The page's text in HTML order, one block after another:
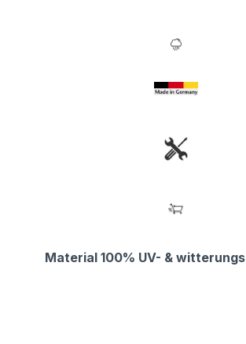
Material 100% UV- &